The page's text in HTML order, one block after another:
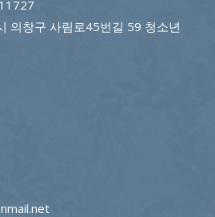
의창구 사림로45번길 59 청소년